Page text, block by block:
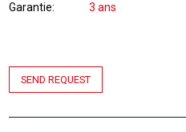
Garantie
3 ans
SEND REQUEST